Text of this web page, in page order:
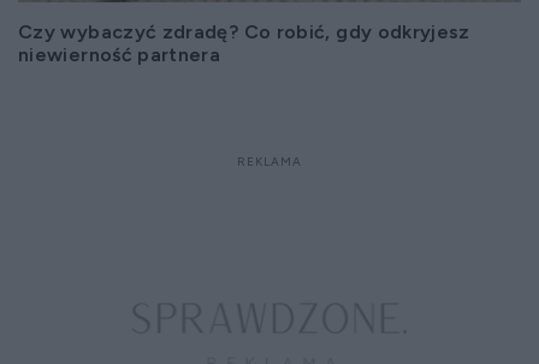
Czy wybaczyć zdradę? Co robić, gdy odkryjesz
niewierność partnera